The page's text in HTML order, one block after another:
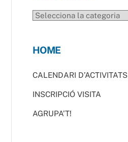
CATEGORIES
HOME
CALENDARI D’ACTIVITATS
INSCRIPCIÓ VISITA
AGRUPA’T!